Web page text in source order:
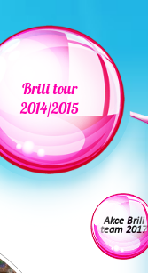
Brili tour
2014/2015
Akce Brili
team 2017